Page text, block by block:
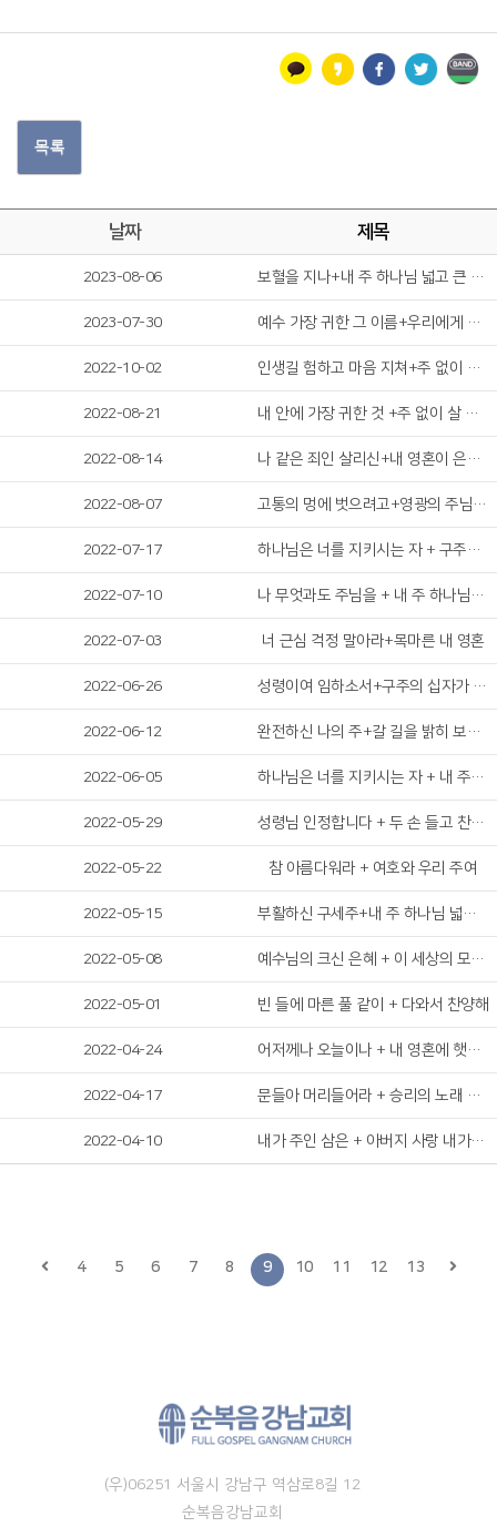
목록
날짜 제목
2023-08-06 보혈을 지나+내 주 하나님 넓고 큰 은혜는
2023-07-30 예수 가장 귀한 그 이름+우리에게 향하신
2022-10-02 인생길 험하고 마음 지쳐+주 없이 살 수 없네
2022-08-21 내 안에 가장 귀한 것 +주 없이 살 수 없네
2022-08-14 나 같은 죄인 살리신+내 영혼이 은총 입어
2022-08-07 고통의 멍에 벗으려고+영광의 주님 찬양하세
2022-07-17 하나님은 너를 지키시는 자 + 구주의 십자가 보혈로
2022-07-10 나 무엇과도 주님을 + 내 주 하나님 넓고 큰 은혜는
2022-07-03 너 근심 걱정 말아라+목마른 내 영혼
2022-06-26 성령이여 임하소서+구주의 십자가 보혈로
2022-06-12 완전하신 나의 주+갈 길을 밝히 보이시니
2022-06-05 하나님은 너를 지키시는 자 + 내 주의 은혜 강가로
2022-05-29 성령님 인정합니다 + 두 손 들고 찬양합니다
2022-05-22 참 아름다워라 + 여호와 우리 주여
2022-05-15 부활하신 구세주+내 주 하나님 넓고 큰 은혜는
2022-05-08 예수님의 크신 은혜 + 이 세상의 모든 죄를
2022-05-01 빈 들에 마른 풀 같이 + 다와서 찬양해
2022-04-24 어저께나 오늘이나 + 내 영혼에 햇빛 비치니
2022-04-17 문들아 머리들어라 + 승리의 노래 주께 부르자
2022-04-10 내가 주인 삼은 + 아버지 사랑 내가 노래해
4 5 6 7 8 9 10 11 12 13
(우)06251 서울시 강남구 역삼로8길 12
순복음강남교회